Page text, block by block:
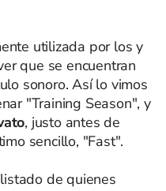
utilizada por los y
que se encuentran
sonoro. Así lo vimos
"Training Season", y
, justo antes de
sencillo, "Fast".
de quienes